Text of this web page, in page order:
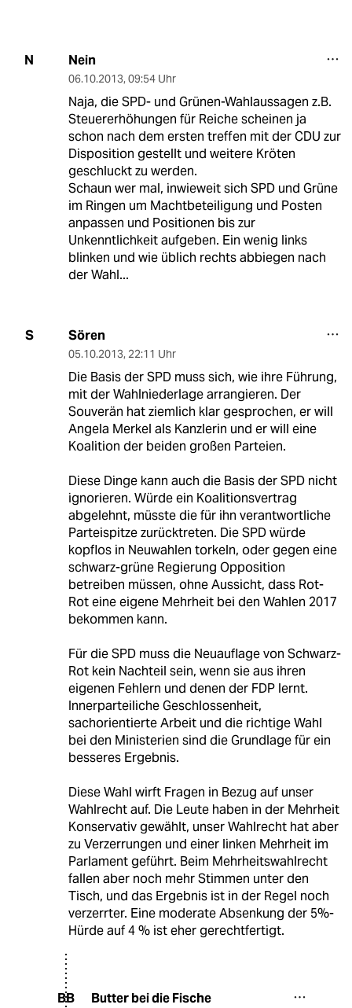
N Nein
06.10.2013, 09:54 Uhr
Naja, die SPD- und Grünen-Wahlaussagen z.B.
Steuererhöhungen für Reiche scheinen ja
schon nach dem ersten treffen mit der CDU zur
Disposition gestellt und weitere Kröten
geschluckt zu werden.
Schaun wer mal, inwieweit sich SPD und Grüne
im Ringen um Machtbeteiligung und Posten
anpassen und Positionen bis zur
Unkenntlichkeit aufgeben. Ein wenig links
blinken und wie üblich rechts abbiegen nach
der Wahl...
S Sören
05.10.2013, 22:11 Uhr
Die Basis der SPD muss sich, wie ihre Führung,
mit der Wahlniederlage arrangieren. Der
Souverän hat ziemlich klar gesprochen, er will
Angela Merkel als Kanzlerin und er will eine
Koalition der beiden großen Parteien.
Diese Dinge kann auch die Basis der SPD nicht
ignorieren. Würde ein Koalitionsvertrag
abgelehnt, müsste die für ihn verantwortliche
Parteispitze zurücktreten. Die SPD würde
kopflos in Neuwahlen torkeln, oder gegen eine
schwarz-grüne Regierung Opposition
betreiben müssen, ohne Aussicht, dass Rot-
Rot eine eigene Mehrheit bei den Wahlen 2017
bekommen kann.
Für die SPD muss die Neuauflage von Schwarz-
Rot kein Nachteil sein, wenn sie aus ihren
eigenen Fehlern und denen der FDP lernt.
Innerparteiliche Geschlossenheit,
sachorientierte Arbeit und die richtige Wahl
bei den Ministerien sind die Grundlage für ein
besseres Ergebnis.
Diese Wahl wirft Fragen in Bezug auf unser
Wahlrecht auf. Die Leute haben in der Mehrheit
Konservativ gewählt, unser Wahlrecht hat aber
zu Verzerrungen und einer linken Mehrheit im
Parlament geführt. Beim Mehrheitswahlrecht
fallen aber noch mehr Stimmen unter den
Tisch, und das Ergebnis ist in der Regel noch
verzerrter. Eine moderate Absenkung der 5%-
Hürde auf 4 % ist eher gerechtfertigt.
BB Butter bei die Fische